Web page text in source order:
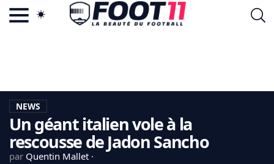
LA CHARTE
VIE PRIVÉE
CGU
CONTACTEZ-NOUS
NEWS
Un géant italien vole à la
rescousse de Jadon Sancho
par Quentin Mallet